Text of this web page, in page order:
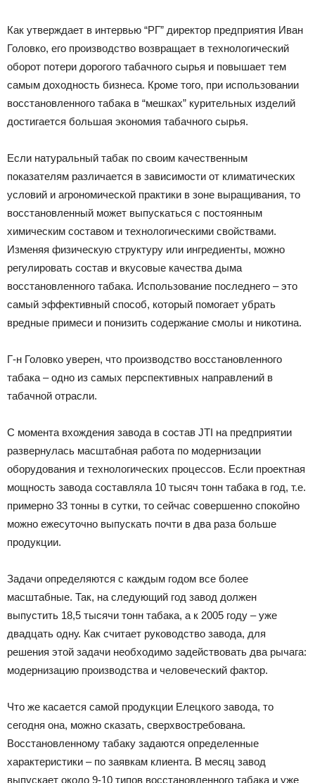
Как утверждает в интервью “РГ” директор предприятия Иван
Головко, его производство возвращает в технологический
оборот потери дорогого табачного сырья и повышает тем
самым доходность бизнеса. Кроме того, при использовании
восстановленного табака в “мешках” курительных изделий
достигается большая экономия табачного сырья.
Если натуральный табак по своим качественным
показателям различается в зависимости от климатических
условий и агрономической практики в зоне выращивания, то
восстановленный может выпускаться с постоянным
химическим составом и технологическими свойствами.
Изменяя физическую структуру или ингредиенты, можно
регулировать состав и вкусовые качества дыма
восстановленного табака. Использование последнего – это
самый эффективный способ, который помогает убрать
вредные примеси и понизить содержание смолы и никотина.
Г-н Головко уверен, что производство восстановленного
табака – одно из самых перспективных направлений в
табачной отрасли.
С момента вхождения завода в состав JTI на предприятии
развернулась масштабная работа по модернизации
оборудования и технологических процессов. Если проектная
мощность завода составляла 10 тысяч тонн табака в год, т.е.
примерно 33 тонны в сутки, то сейчас совершенно спокойно
можно ежесуточно выпускать почти в два раза больше
продукции.
Задачи определяются с каждым годом все более
масштабные. Так, на следующий год завод должен
выпустить 18,5 тысячи тонн табака, а к 2005 году – уже
двадцать одну. Как считает руководство завода, для
решения этой задачи необходимо задействовать два рычага:
модернизацию производства и человеческий фактор.
Что же касается самой продукции Елецкого завода, то
сегодня она, можно сказать, сверхвостребована.
Восстановленному табаку задаются определенные
характеристики – по заявкам клиента. В месяц завод
выпускает около 9-10 типов восстановленного табака и уже